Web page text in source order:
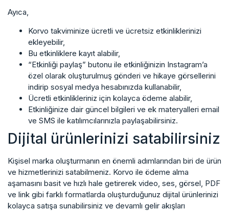
Ayıca,
Korvo takviminize ücretli ve ücretsiz etkinliklerinizi
ekleyebilir,
Bu etkinliklere kayıt alabilir,
“Etkinliği paylaş” butonu ile etkinliğinizin Instagram’a
özel olarak oluşturulmuş gönderi ve hikaye görsellerini
indirip sosyal medya hesabınızda kullanabilir,
Ücretli etkinlikleriniz için kolayca ödeme alabilir,
Etkinliğinize dair güncel bilgileri ve ek materyalleri email
ve SMS ile katılımcılarınızla paylaşabilirsiniz.
Dijital ürünlerinizi satabilirsiniz
Kişisel marka oluşturmanın en önemli adımlarından biri de ürün
ve hizmetlerinizi satabilmeniz. Korvo ile ödeme alma
aşamasını basit ve hızlı hale getirerek video, ses, görsel, PDF
ve link gibi farklı formatlarda oluşturduğunuz dijital ürünlerinizi
kolayca satışa sunabilirsiniz ve devamlı gelir akışları